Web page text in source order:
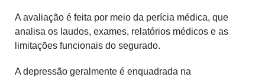
A avaliação é feita por meio da perícia médica, que
analisa os laudos, exames, relatórios médicos e as
limitações funcionais do segurado.
A depressão geralmente é enquadrada na